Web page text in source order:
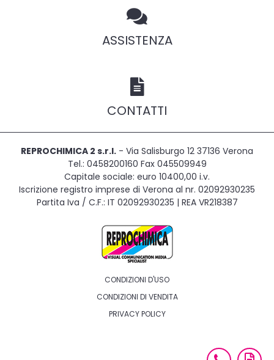
ASSISTENZA
CONTATTI
REPROCHIMICA 2 s.r.l. - Via Salisburgo 12 37136 Verona
Tel.: 0458200160 Fax 045509949
Capitale sociale: euro 10400,00 i.v.
Iscrizione registro imprese di Verona al nr. 02092930235
Partita Iva / C.F.: IT 02092930235 | REA VR218387
CONDIZIONI D'USO
CONDIZIONI DI VENDITA
PRIVACY POLICY